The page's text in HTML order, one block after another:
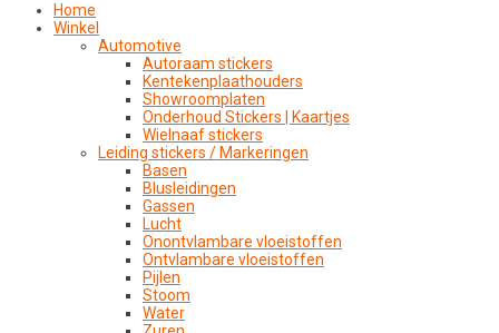
Home
Winkel
Automotive
Autoraam stickers
Kentekenplaathouders
Showroomplaten
Onderhoud Stickers | Kaartjes
Wielnaaf stickers
Leiding stickers / Markeringen
Basen
Blusleidingen
Gassen
Lucht
Onontvlambare vloeistoffen
Ontvlambare vloeistoffen
Pijlen
Stoom
Water